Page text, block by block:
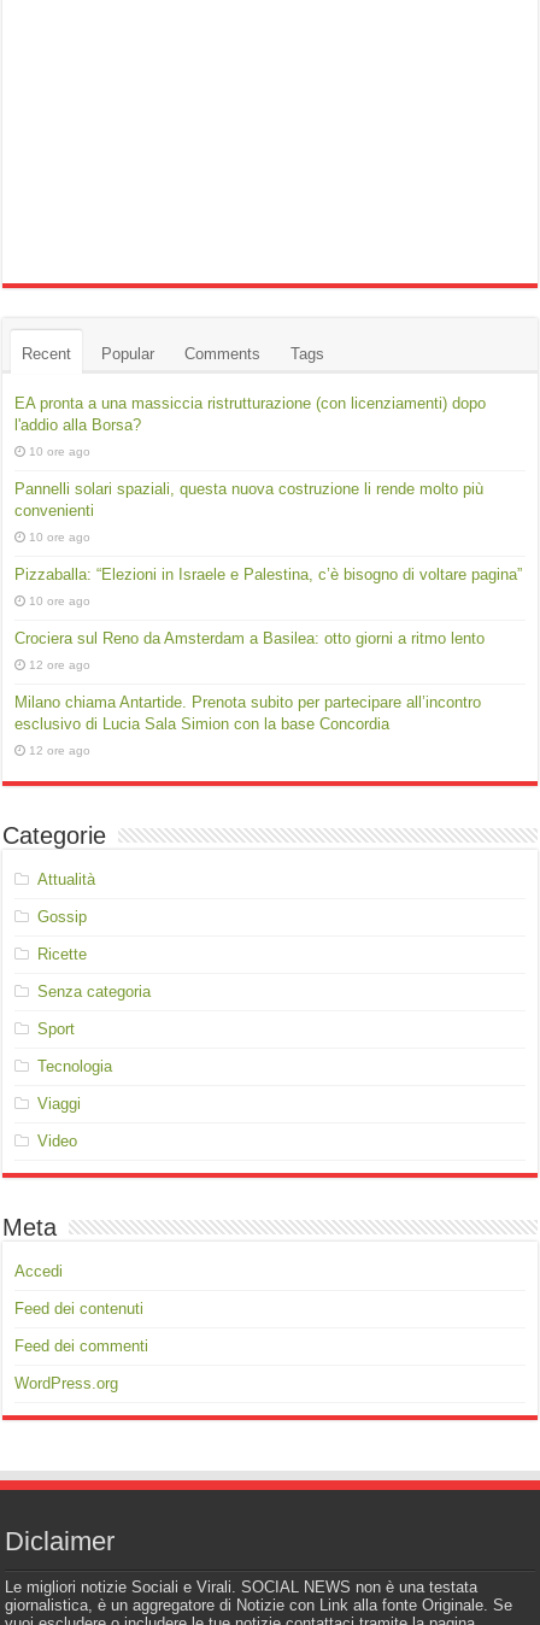
Recent Popular Comments Tags
EA pronta a una massiccia ristrutturazione (con licenziamenti) dopo
l'addio alla Borsa?
10 ore ago
Pannelli solari spaziali, questa nuova costruzione li rende molto più
convenienti
10 ore ago
Pizzaballa: “Elezioni in Israele e Palestina, c’è bisogno di voltare pagina”
10 ore ago
Crociera sul Reno da Amsterdam a Basilea: otto giorni a ritmo lento
12 ore ago
Milano chiama Antartide. Prenota subito per partecipare all’incontro
esclusivo di Lucia Sala Simion con la base Concordia
12 ore ago
Categorie
Attualità
Gossip
Ricette
Senza categoria
Sport
Tecnologia
Viaggi
Video
Meta
Accedi
Feed dei contenuti
Feed dei commenti
WordPress.org
Diclaimer
Le migliori notizie Sociali e Virali. SOCIAL NEWS non è una testata
giornalistica, è un aggregatore di Notizie con Link alla fonte Originale. Se